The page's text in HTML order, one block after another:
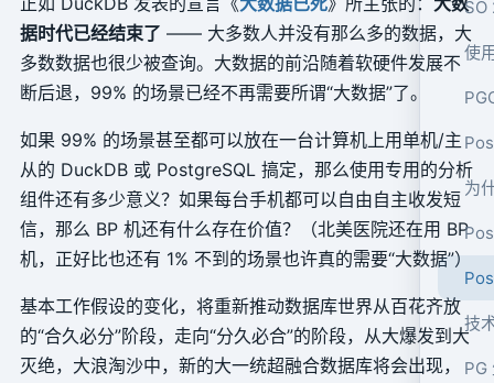
SO
使
为
技
PG
据时代已经结束了 —— 大多数人并没有那么多的数据，大
多数数据也很少被查询。大数据的前沿随着软硬件发展不
断后退，99% 的场景已经不再需要所谓“大数据”了。
如果 99% 的场景甚至都可以放在一台计算机上用单机/主
从的 DuckDB 或 PostgreSQL 搞定，那么使用专用的分析
组件还有多少意义？如果每台手机都可以自由自主收发短
信，那么 BP 机还有什么存在价值？（北美医院还在用 BP
机，正好比也还有 1% 不到的场景也许真的需要“大数据”）
基本工作假设的变化，将重新推动数据库世界从百花齐放
的“合久必分”阶段，走向“分久必合”的阶段，从大爆发到大
灭绝，大浪淘沙中，新的大一统超融合数据库将会出现，